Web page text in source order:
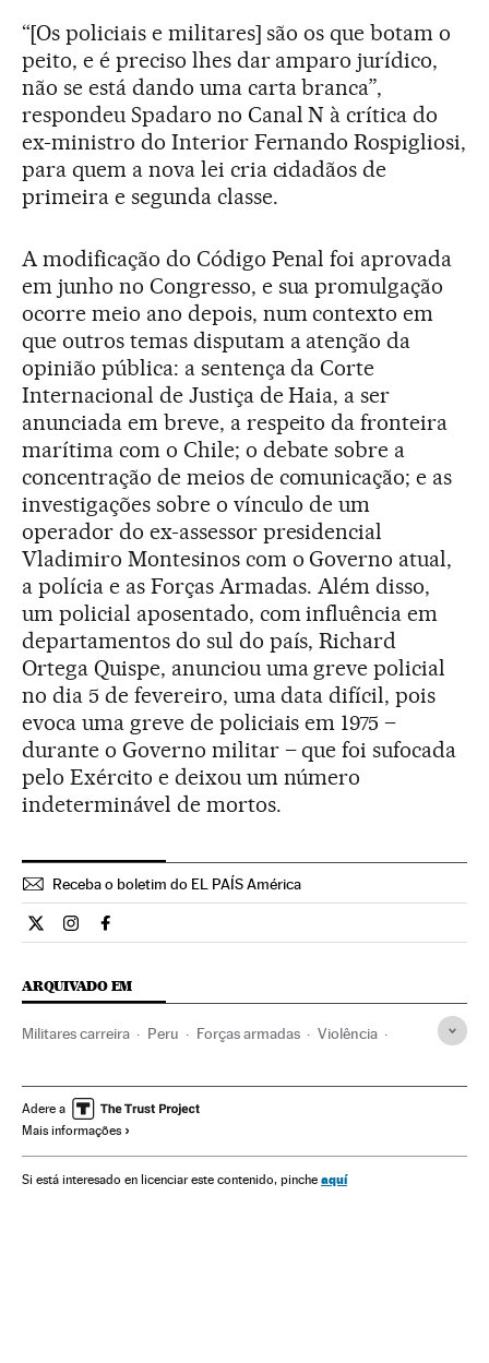
“[Os policiais e militares] são os que botam o
peito, e é preciso lhes dar amparo jurídico,
não se está dando uma carta branca”,
respondeu Spadaro no Canal N à crítica do
ex-ministro do Interior Fernando Rospigliosi,
para quem a nova lei cria cidadãos de
primeira e segunda classe.
A modificação do Código Penal foi aprovada
em junho no Congresso, e sua promulgação
ocorre meio ano depois, num contexto em
que outros temas disputam a atenção da
opinião pública: a sentença da Corte
Internacional de Justiça de Haia, a ser
anunciada em breve, a respeito da fronteira
marítima com o Chile; o debate sobre a
concentração de meios de comunicação; e as
investigações sobre o vínculo de um
operador do ex-assessor presidencial
Vladimiro Montesinos com o Governo atual,
a polícia e as Forças Armadas. Além disso,
um policial aposentado, com influência em
departamentos do sul do país, Richard
Ortega Quispe, anunciou uma greve policial
no dia 5 de fevereiro, uma data difícil, pois
evoca uma greve de policiais em 1975 –
durante o Governo militar – que foi sufocada
pelo Exército e deixou um número
indeterminável de mortos.
Receba o boletim do EL PAÍS América
Internacional El País Brasil en Twitter
Internacional El País Brasil en Instagram
Internacional El País Brasil en Facebook
ARQUIVADO EM
Militares carreira Peru Forças armadas Violência
Polícia Força segurança
Acontecimentos
Adere a
Mais informações
Si está interesado en licenciar este contenido, pinche aquí